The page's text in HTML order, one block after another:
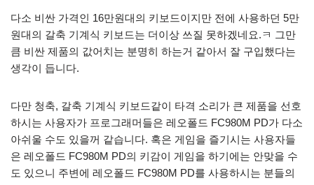
다소 비싼 가격인 16만원대의 키보드이지만 전에 사용하던 5만
원대의 갈축 기계식 키보드는 더이상 쓰질 못하겠네요.ㅋ 그만
큼 비싼 제품의 값어치는 분명히 하는거 같아서 잘 구입했다는
생각이 듭니다.
다만 청축, 갈축 기계식 키보드같이 타격 소리가 큰 제품을 선호
하시는 사용자가 프로그래머들은 레오폴드 FC980M PD가 다소
아쉬울 수도 있을꺼 같습니다. 혹은 게임을 즐기시는 사용자들
은 레오폴드 FC980M PD의 키감이 게임을 하기에는 안맞을 수
도 있으니 주변에 레오폴드 FC980M PD를 사용하시는 분들의